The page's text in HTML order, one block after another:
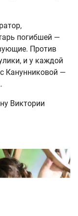
погибшей —
Против
и у каждой
Канунниковой —
Виктории